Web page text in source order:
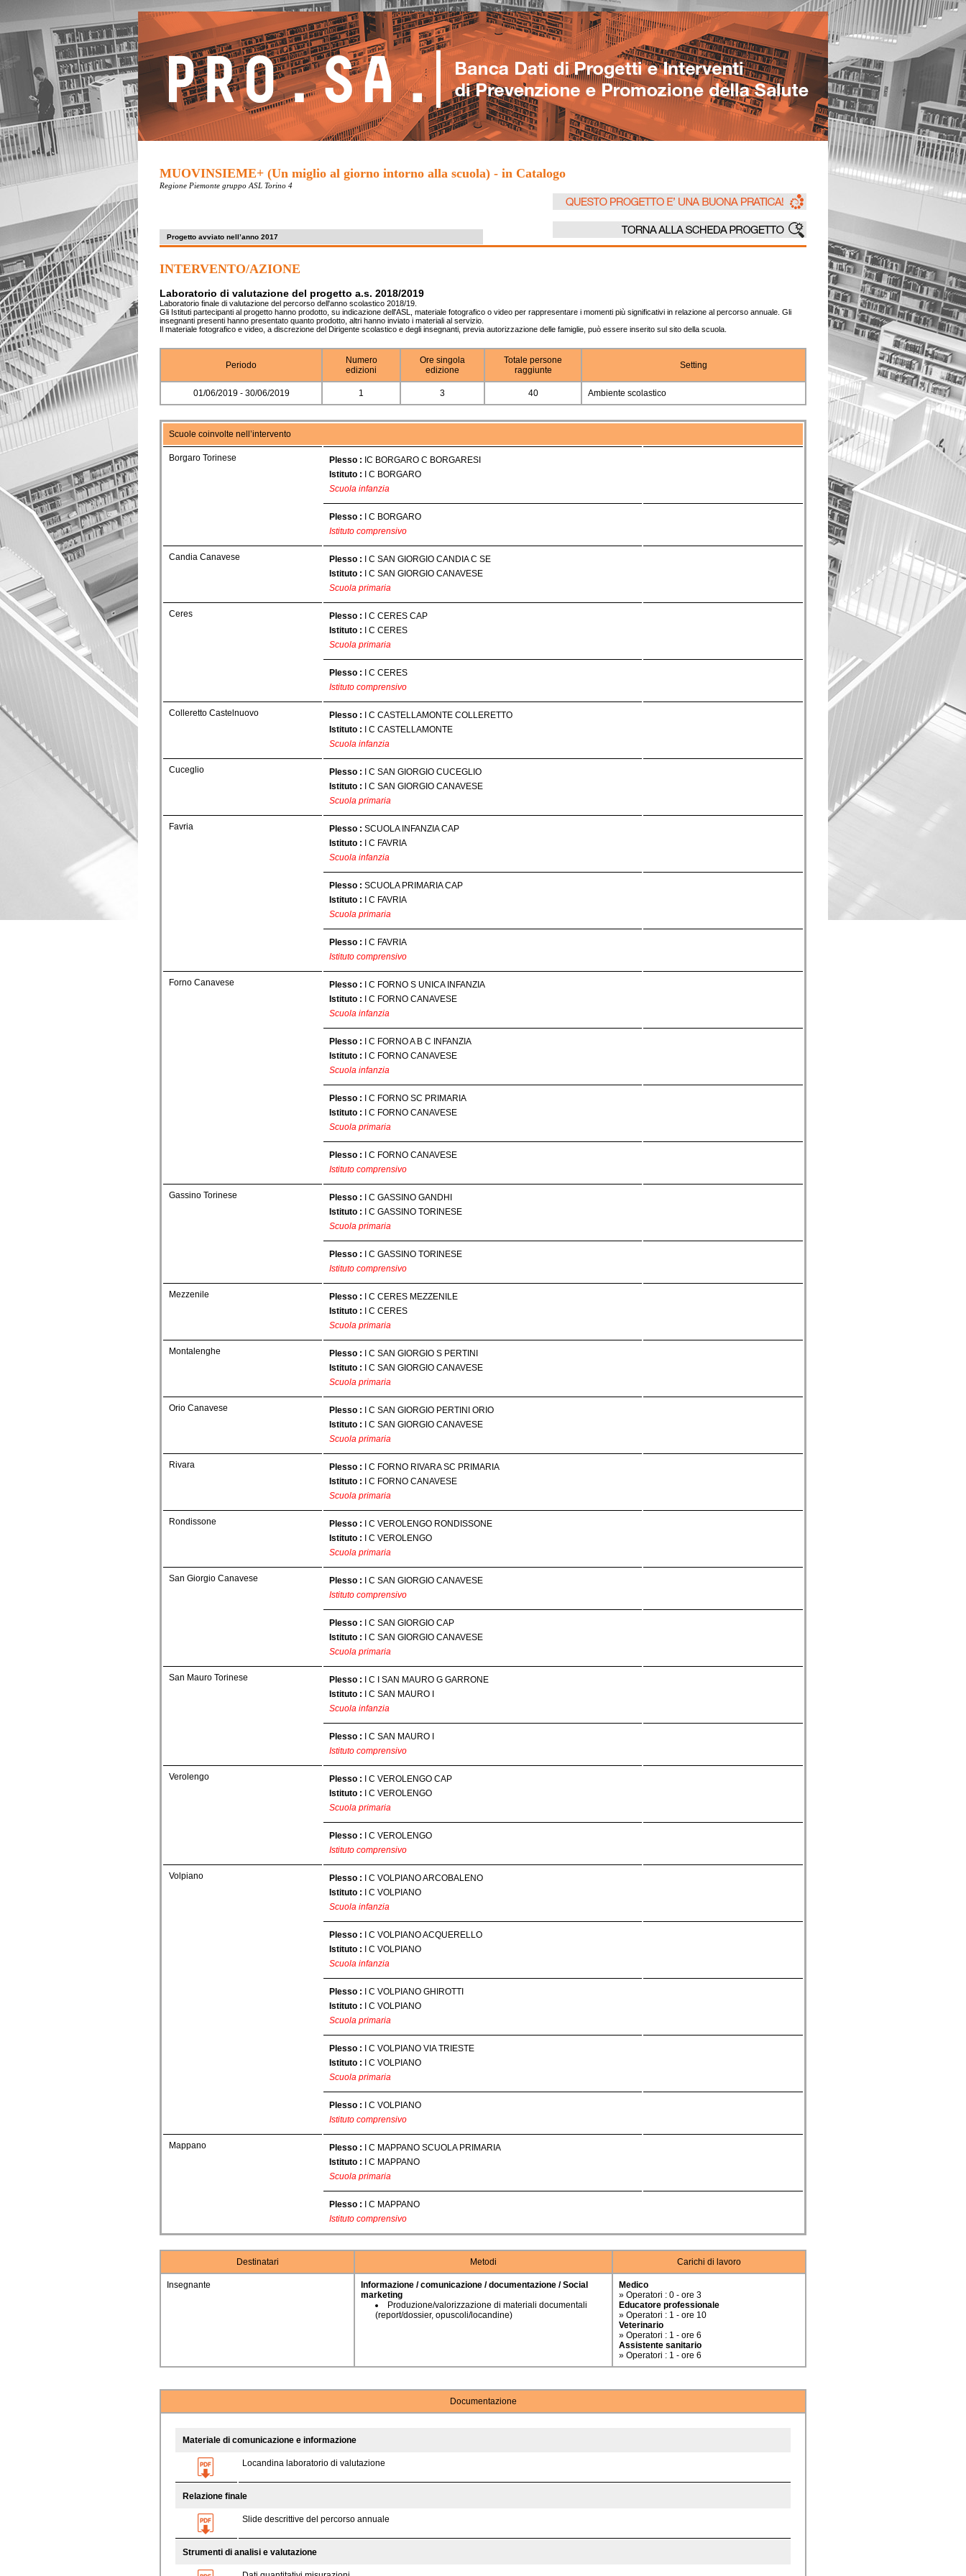
MUOVINSIEME+ (Un miglio al giorno intorno alla scuola) - in Catalogo
Regione Piemonte gruppo ASL Torino 4
Progetto avviato nell’anno 2017
INTERVENTO/AZIONE
Laboratorio di valutazione del progetto a.s. 2018/2019
Laboratorio finale di valutazione del percorso dell'anno scolastico 2018/19.
Gli Istituti partecipanti al progetto hanno prodotto, su indicazione dell'ASL, materiale fotografico o video per rappresentare i momenti più significativi in relazione al percorso annuale. Gli
insegnanti presenti hanno presentato quanto prodotto, altri hanno inviato i materiali al servizio.
Il materiale fotografico e video, a discrezione del Dirigente scolastico e degli insegnanti, previa autorizzazione delle famiglie, può essere inserito sul sito della scuola.
Periodo
Numero
edizioni
Ore singola
edizione
Totale persone
raggiunte
Setting
01/06/2019 - 30/06/2019 1 3 40 Ambiente scolastico
Scuole coinvolte nell’intervento
Borgaro Torinese Plesso : IC BORGARO C BORGARESI
Istituto :
I C BORGARO
Scuola infanzia
Plesso :
I C BORGARO
Istituto comprensivo
Candia Canavese Plesso :
I C SAN GIORGIO CANDIA C SE
Istituto :
I C SAN GIORGIO CANAVESE
Scuola primaria
Ceres Plesso :
I C CERES CAP
Istituto :
I C CERES
Scuola primaria
Plesso :
I C CERES
Istituto comprensivo
Colleretto Castelnuovo Plesso :
I C CASTELLAMONTE COLLERETTO
Istituto :
I C CASTELLAMONTE
Scuola infanzia
Cuceglio Plesso :
I C SAN GIORGIO CUCEGLIO
Istituto :
I C SAN GIORGIO CANAVESE
Scuola primaria
Favria Plesso : SCUOLA INFANZIA CAP
Istituto :
I C FAVRIA
Scuola infanzia
Plesso : SCUOLA PRIMARIA CAP
Istituto :
I C FAVRIA
Scuola primaria
Plesso :
I C FAVRIA
Istituto comprensivo
Forno Canavese Plesso :
I C FORNO S UNICA INFANZIA
Istituto :
I C FORNO CANAVESE
Scuola infanzia
Plesso :
I C FORNO A B C INFANZIA
Istituto :
I C FORNO CANAVESE
Scuola infanzia
Plesso :
I C FORNO SC PRIMARIA
Istituto :
I C FORNO CANAVESE
Scuola primaria
Plesso :
I C FORNO CANAVESE
Istituto comprensivo
Gassino Torinese Plesso :
I C GASSINO GANDHI
Istituto :
I C GASSINO TORINESE
Scuola primaria
Plesso :
I C GASSINO TORINESE
Istituto comprensivo
Mezzenile Plesso :
I C CERES MEZZENILE
Istituto :
I C CERES
Scuola primaria
Montalenghe Plesso :
I C SAN GIORGIO S PERTINI
Istituto :
I C SAN GIORGIO CANAVESE
Scuola primaria
Orio Canavese Plesso :
I C SAN GIORGIO PERTINI ORIO
Istituto :
I C SAN GIORGIO CANAVESE
Scuola primaria
Rivara Plesso :
I C FORNO RIVARA SC PRIMARIA
Istituto :
I C FORNO CANAVESE
Scuola primaria
Rondissone Plesso :
I C VEROLENGO RONDISSONE
Istituto :
I C VEROLENGO
Scuola primaria
San Giorgio Canavese Plesso :
I C SAN GIORGIO CANAVESE
Istituto comprensivo
Plesso :
I C SAN GIORGIO CAP
Istituto :
I C SAN GIORGIO CANAVESE
Scuola primaria
San Mauro Torinese Plesso :
I C I SAN MAURO G GARRONE
Istituto :
I C SAN MAURO I
Scuola infanzia
Plesso :
I C SAN MAURO I
Istituto comprensivo
Verolengo Plesso :
I C VEROLENGO CAP
Istituto :
I C VEROLENGO
Scuola primaria
Plesso :
I C VEROLENGO
Istituto comprensivo
Volpiano Plesso :
I C VOLPIANO ARCOBALENO
Istituto :
I C VOLPIANO
Scuola infanzia
Plesso :
I C VOLPIANO ACQUERELLO
Istituto :
I C VOLPIANO
Scuola infanzia
Plesso :
I C VOLPIANO GHIROTTI
Istituto :
I C VOLPIANO
Scuola primaria
Plesso :
I C VOLPIANO VIA TRIESTE
Istituto :
I C VOLPIANO
Scuola primaria
Plesso :
I C VOLPIANO
Istituto comprensivo
Mappano Plesso :
I C MAPPANO SCUOLA PRIMARIA
Istituto :
I C MAPPANO
Scuola primaria
Plesso :
I C MAPPANO
Istituto comprensivo
Destinatari Metodi Carichi di lavoro
Insegnante
Informazione / comunicazione / documentazione / Social
marketing
Produzione/valorizzazione di materiali documentali
(report/dossier, opuscoli/locandine)
Medico
» Operatori : 0 - ore 3
Educatore professionale
» Operatori : 1 - ore 10
Veterinario
» Operatori : 1 - ore 6
Assistente sanitario
» Operatori : 1 - ore 6
Documentazione
Materiale di comunicazione e informazione
Locandina laboratorio di valutazione
Relazione finale
Slide descrittive del percorso annuale
Strumenti di analisi e valutazione